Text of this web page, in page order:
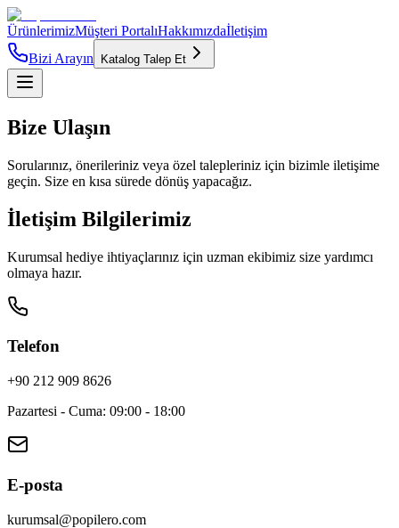
ÜrünlerimizMüşteri PortalıHakkımızdaİletişim
Bizi Arayın
Katalog Talep Et
Bize Ulaşın
Sorularınız, önerileriniz veya özel talepleriniz için bizimle iletişime
geçin. Size en kısa sürede dönüş yapacağız.
İletişim Bilgilerimiz
Kurumsal hediye ihtiyaçlarınız için uzman ekibimiz size yardımcı
olmaya hazır.
Telefon
+90 212 909 8626
Pazartesi - Cuma: 09:00 - 18:00
E-posta
kurumsal@popilero.com